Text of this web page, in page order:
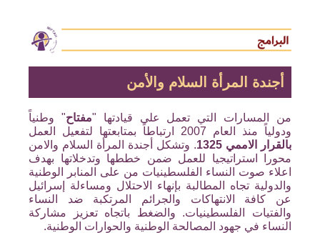
أجندة المرأة السلام والأمن
من المسارات التي تعمل على قيادتها "مفتاح" وطنياً
ودولياً منذ العام 2007 ارتباطاً بمتابعتها لتفعيل العمل
بالقرار الاممي 1325
. وتشكل أجندة المرأة السلام والامن
محورا استراتيجيا للعمل ضمن خططها وتدخلاتها بهدف
اعلاء صوت النساء الفلسطينيات من على المنابر الوطنية
والدولية تجاه المطالبة بإنهاء الاحتلال ومساءلة إسرائيل
عن كافة الانتهاكات والجرائم المرتكبة ضد النساء
والفتيات الفلسطينيات. والضغط باتجاه تعزيز مشاركة
النساء في جهود المصالحة الوطنية والحوارات الوطنية.